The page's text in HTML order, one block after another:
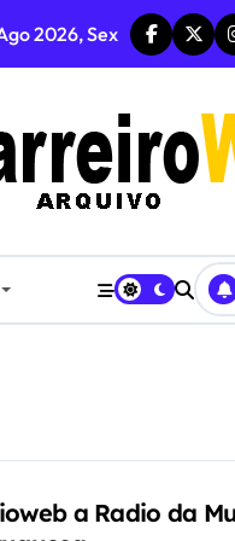
2026, Sex
a Radio da